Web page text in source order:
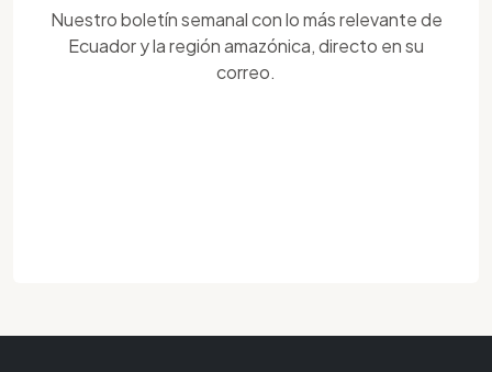
Nuestro boletín semanal con lo más relevante de
Ecuador y la región amazónica, directo en su
correo.